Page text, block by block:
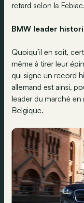
retard selon la Febiac.
BMW leader
Quoiqu’il en soit,
même à tirer leur
qui signe un record
allemand est ainsi,
leader du marché en
Belgique.